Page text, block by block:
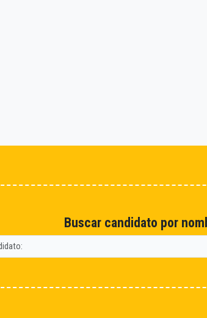
Buscar candidato por